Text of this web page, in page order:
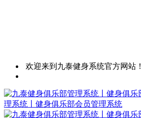
欢迎来到九泰健身系统官方网站！